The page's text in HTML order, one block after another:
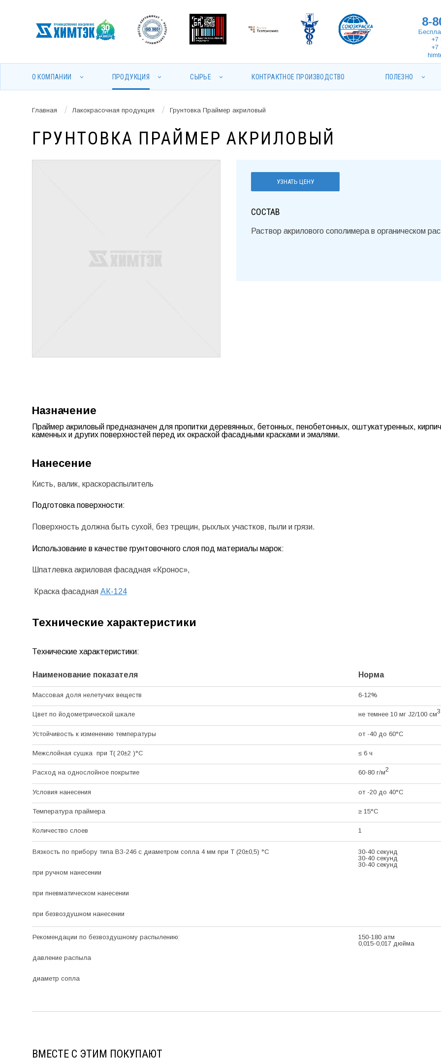
8-
+7
+7
О КОМПАНИИ ПРОДУКЦИЯ СЫРЬЕ КОНТРАКТНОЕ ПРОИЗВОДСТВО ПОЛЕЗНО
Главная / Лакокрасочная продукция / Грунтовка Праймер акриловый
ГРУНТОВКА ПРАЙМЕР АКРИЛОВЫЙ
УЗНАТЬ ЦЕНУ
СОСТАВ
Раствор акрилового сополимера в органическом
Назначение
Праймер акриловый предназначен для пропитки деревянных, бетонных, пенобетонных, оштукатуренных,
каменных и других поверхностей перед их окраской фасадными красками и эмалями.
Нанесение
Кисть, валик, краскораспылитель
Подготовка поверхности:
Поверхность должна быть сухой, без трещин, рыхлых участков, пыли и грязи.
Использование в качестве грунтовочного слоя под материалы марок:
Шпатлевка акриловая фасадная «Кронос»,
Краска фасадная АК-124
Технические характеристики
Технические характеристики:
Наименование показателя Норма
Массовая доля нелетучих веществ 6-12%
Цвет по йодометрической шкале не темнее 10 мг J2/100 см3
Устойчивость к изменению температуры от -40 до 60°С
Межслойная сушка при Т( 20±2 )°С ≤ 6 ч
Расход на однослойное покрытие 60-80 г/м2
Условия нанесения от -20 до 40°С
Температура праймера ≥ 15°С
Количество слоев 1
Вязкость по прибору типа ВЗ-246 с диаметром сопла 4 мм при Т (20±0,5) °С
при ручном нанесении
при пневматическом нанесении
при безвоздушном нанесении
30-40 секунд
30-40 секунд
30-40 секунд
Рекомендации по безвоздушному распылению:
давление распыла
диаметр сопла
150-180 атм
0,015-0,017 дюйма
ВМЕСТЕ С ЭТИМ ПОКУПАЮТ